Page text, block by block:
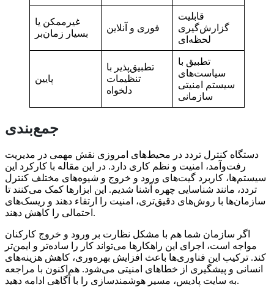
غیرممکن یا
بسیار زمان‌بر
فوری و آنلاین
قابلیت
گزارش‌گیری
لحظه‌ای
پایین
تطبیق‌پذیر با
تنظیمات
دلخواه
تطبیق با
سیاست‌های
سیستم امنیتی
سازمانی
جمع‌بندی
دستگاه کنترل تردد در محیط‌های امروزی نقش مهمی در مدیریت
رفت‌وآمد، امنیت و نظم کاری دارد. در این مقاله با کارکرد این
سیستم‌ها، کاربرد گیت‌های ورود و خروج و شیوه‌های مختلف کنترل
تردد، مانند شناسایی چهره آشنا شدیم. این ابزارها کمک می‌کنند تا
سازمان‌ها با روش‌های دقیق‌تری، امنیت را ارتقاء دهند و ریسک‌های
احتمالی را کاهش دهند.
اگر سازمان شما هم با مشکل نظارت بر ورود و خروج کارکنان
مواجه است، اجرای این راهکارها می‌تواند کار را ساده‌تر و ایمن‌تر
کند. ترکیب این فناوری‌ها باعث افزایش بهره‌وری، کاهش هزینه‌های
انسانی و پیشگیری از خطاهای امنیتی می‌شود. هم‌اکنون با مراجعه
به سایت پادیس، مسیر هوشمندسازی را با آگاهی ادامه دهید.